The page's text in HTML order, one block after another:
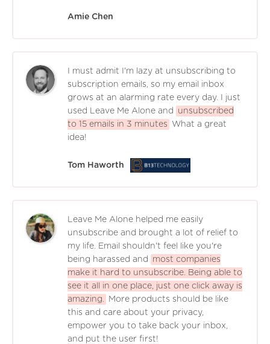
Amie Chen
I must admit I'm lazy at unsubscribing to
subscription emails, so my email inbox
grows at an alarming rate every day. I just
used Leave Me Alone and
unsubscribed
to 15 emails in 3 minutes
What a great
idea!
Tom Haworth
Leave Me Alone helped me easily
unsubscribe and brought a lot of relief to
my life. Email shouldn't feel like you're
being harassed and
most companies
make it hard to unsubscribe. Being able to
see it all in one place, just one click away is
amazing.
More products should be like
this and care about your privacy,
empower you to take back your inbox,
and put the user first!